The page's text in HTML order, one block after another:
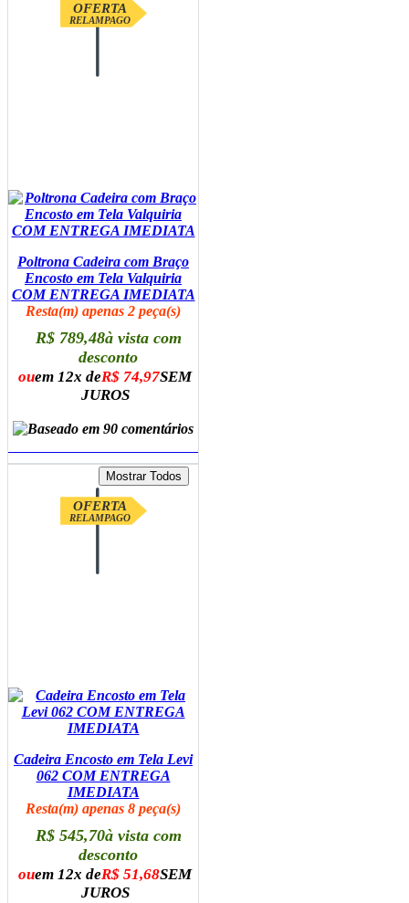
OFERTA
RELAMPAGO
Poltrona Cadeira com Braço
Encosto em Tela Valquiria
COM ENTREGA IMEDIATA
Resta(m) apenas 2 peça(s)
R$ 789,48à vista com
desconto
ouem 12x deR$ 74,97SEM
JUROS
OFERTA
RELAMPAGO
Cadeira Encosto em Tela Levi
062 COM ENTREGA
IMEDIATA
Resta(m) apenas 8 peça(s)
R$ 545,70à vista com
desconto
ouem 12x deR$ 51,68SEM
JUROS